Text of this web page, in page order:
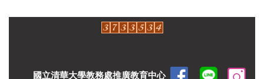
國立清華大學教務處推廣教育中心